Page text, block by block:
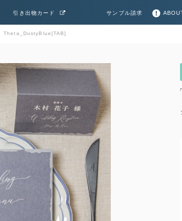
引き出物カード サンプル請求
Theta_DustyBlue[TAB]